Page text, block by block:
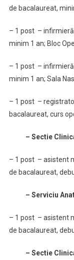
de bacalaureat,
– 1 post –
minim 1 an; Bloc
– 1 post –
minim 1 an; Sala
– 1 post –
bacalaureat, curs
– Sectie Clinica
– 1 post – asistent
de bacalaureat,
– Serviciu
– 1 post – asistent
de bacalaureat,
– Sectie Clinica